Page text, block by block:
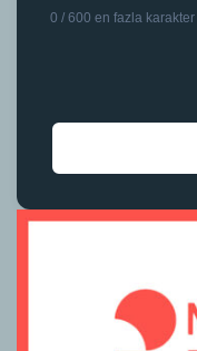
0 / 600 en fazla karakter